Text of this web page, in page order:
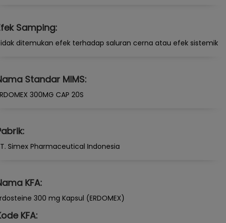
Samping:
ditemukan efek terhadap saluran cerna atau efek sistemik
Standar MIMS:
300MG CAP 20S
Simex Pharmaceutical Indonesia
KFA:
300 mg Kapsul (ERDOMEX)
KFA: